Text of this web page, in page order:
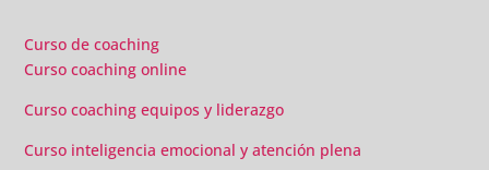
gran liderazgo de Beatriz Ricondo!!!
Curso de coaching
Curso coaching online
Curso coaching equipos y liderazgo
Curso inteligencia emocional y atención plena